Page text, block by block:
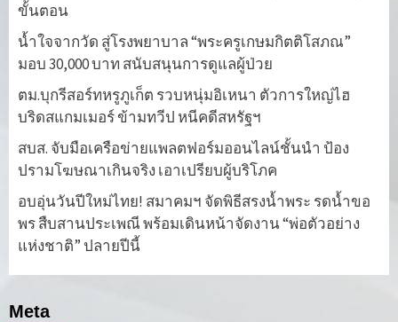
ขั้นตอน
น้ำใจจากวัด สู่โรงพยาบาล “พระครูเกษมกิตติโสภณ”
มอบ 30,000 บาท สนับสนุนการดูแลผู้ป่วย
ตม.บุกรีสอร์ทหรูภูเก็ต รวบหนุ่มอิเหนา ตัวการใหญ่ไฮ
บริดสแกมเมอร์ ข้ามทวีป หนีคดีสหรัฐฯ
สบส. จับมือเครือข่ายแพลตฟอร์มออนไลน์ชั้นนำ ป้อง
ปรามโฆษณาเกินจริง เอาเปรียบผู้บริโภค
อบอุ่นวันปีใหม่ไทย! สมาคมฯ จัดพิธีสรงน้ำพระ รดน้ำขอ
พร สืบสานประเพณี พร้อมเดินหน้าจัดงาน “พ่อตัวอย่าง
แห่งชาติ” ปลายปีนี้
Meta